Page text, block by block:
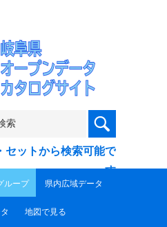
セットから検索可能で
す
ループ 県内広域データ
地図で見る